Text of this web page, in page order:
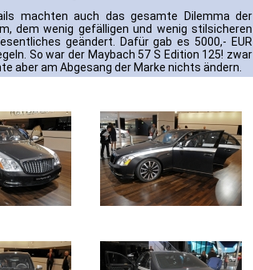
machten auch das gesamte Dilemma der
dem wenig gefälligen und wenig stilsicheren
geändert. Dafür gab es 5000,- EUR
So war der Maybach 57 S Edition 125! zwar
aber am Abgesang der Marke nichts ändern.